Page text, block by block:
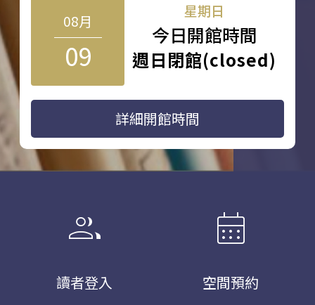
08月
09
星期日
今日開館時間
週日閉館(closed)
詳細開館時間
group
讀者登入
calendar_month
空間預約